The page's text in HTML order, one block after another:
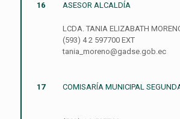
16 ASESOR ALCALDÍA
LCDA. TANIA ELIZABATH
(593) 4 2 597700 EXT
tania_moreno@gadse.gob.ec
17 COMISARÍA MUNICIPAL